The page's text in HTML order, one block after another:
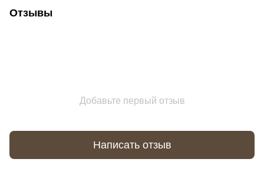
Отзывы
Добавьте первый отзыв
Написать отзыв